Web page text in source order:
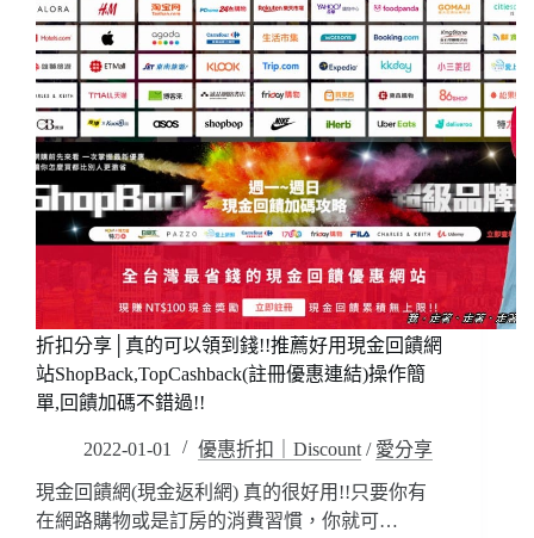
環
加
倍/
優
惠
折
扣
碼
折
扣
代
碼
輸
入
halokk2022
獲
車
資
折
抵
250
元!!
(搭
乘
分
享)
折扣分享│真的可以領到錢!!推薦好用現金回饋網
站ShopBack,TopCashback(註冊優惠連結)操作簡
單,回饋加碼不錯過!!
2022-01-01 優惠折扣｜Discount / 愛分享
現金回饋網(現金返利網) 真的很好用!!只要你有
在網路購物或是訂房的消費習慣，你就可…